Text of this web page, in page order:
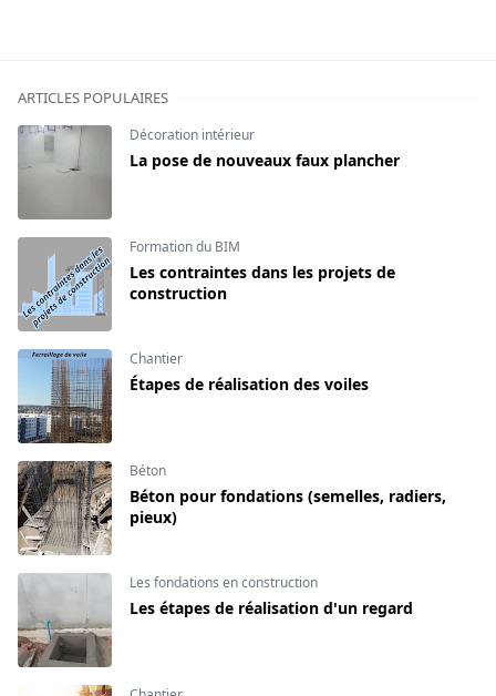
ARTICLES POPULAIRES
Décoration intérieur
La pose de nouveaux faux plancher
Formation du BIM
Les contraintes dans les projets de
construction
Chantier
Étapes de réalisation des voiles
Béton
Béton pour fondations (semelles, radiers,
pieux)
Les fondations en construction
Les étapes de réalisation d'un regard